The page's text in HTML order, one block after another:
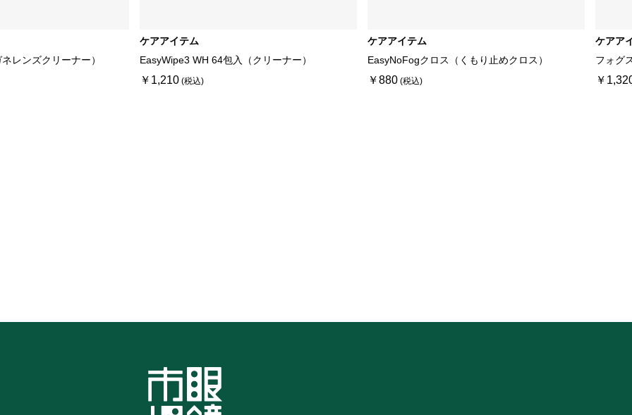
レンズクリーナー）
ケアアイテム
EasyWipe3 WH 64包入（クリーナー）
￥1,210
ケアアイテム
EasyNoFogクロス（くもり止めクロス）
￥880
ケアア
フォグ
￥